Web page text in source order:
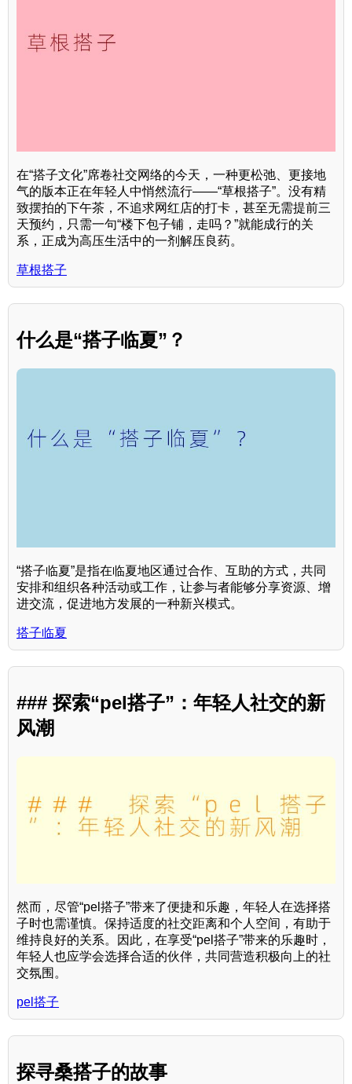
在“搭子文化”席卷社交网络的今天，一种更松弛、更接地
气的版本正在年轻人中悄然流行——“草根搭子”。没有精
致摆拍的下午茶，不追求网红店的打卡，甚至无需提前三
天预约，只需一句“楼下包子铺，走吗？”就能成行的关
系，正成为高压生活中的一剂解压良药。
草根搭子
什么是“搭子临夏”？
“搭子临夏”是指在临夏地区通过合作、互助的方式，共同
安排和组织各种活动或工作，让参与者能够分享资源、增
进交流，促进地方发展的一种新兴模式。
搭子临夏
### 探索“pel搭子”：年轻人社交的新
风潮
然而，尽管“pel搭子”带来了便捷和乐趣，年轻人在选择搭
子时也需谨慎。保持适度的社交距离和个人空间，有助于
维持良好的关系。因此，在享受“pel搭子”带来的乐趣时，
年轻人也应学会选择合适的伙伴，共同营造积极向上的社
交氛围。
pel搭子
探寻桑搭子的故事